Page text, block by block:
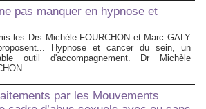
pas manquer en hypnose et
les Drs Michèle FOURCHON et Marc GALY
Hypnose et cancer du sein, un
outil d'accompagnement. Dr Michèle
par les Mouvements